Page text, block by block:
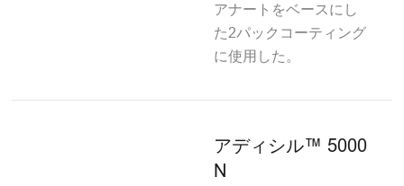
アナートをベースにし
た2パックコーティング
に使用した。
アディシル™ 5000
N